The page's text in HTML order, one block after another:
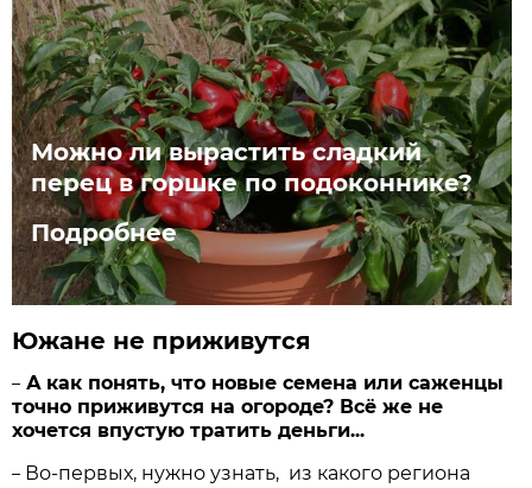
Можно ли вырастить сладкий
перец в горшке по подоконнике?
Подробнее
Южане не приживутся
– А как понять, что новые семена или саженцы
точно приживутся на огороде? Всё же не
хочется впустую тратить деньги...
– Во-первых, нужно узнать, из какого региона